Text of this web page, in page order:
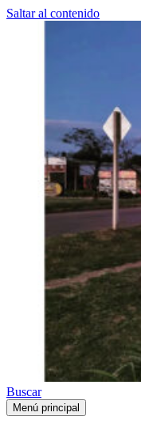
Saltar al contenido
Buscar
Menú principal